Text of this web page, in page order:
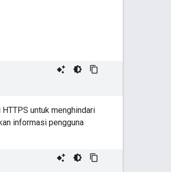
untuk menghindari
informasi pengguna